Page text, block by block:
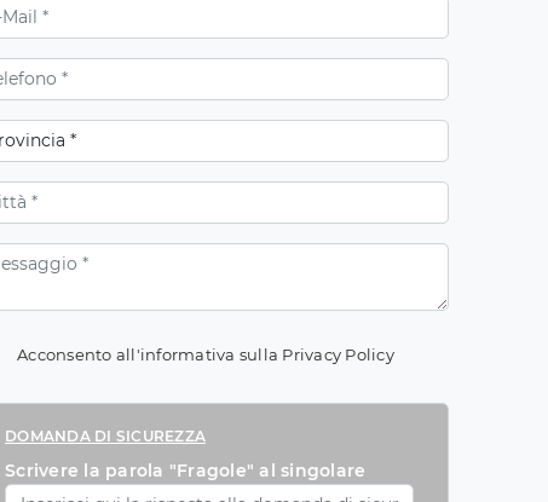
Acconsento all'informativa sulla Privacy Policy
DOMANDA DI SICUREZZA
Scrivere la parola "Fragole" al singolare